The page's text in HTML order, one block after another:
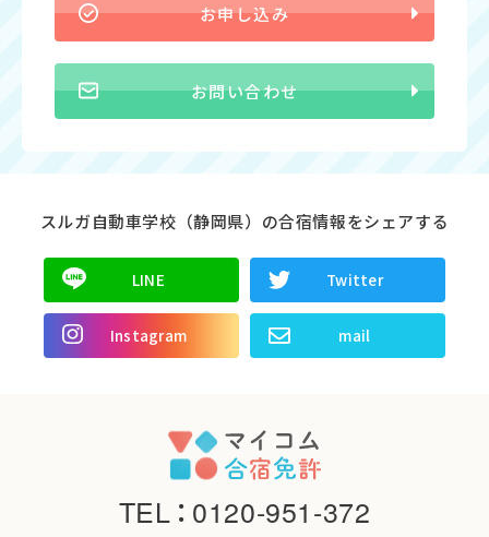
お申し込み
お問い合わせ
スルガ自動車学校（静岡県）の合宿情報をシェアする
LINE Twitter
Instagram mail
TEL：0120-951-372